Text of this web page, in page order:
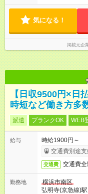
気になる！
掲載元企
【日収9500円×日
時短など働き方多
派遣 ブランクOK WEB
給与
時給1900円～
交通費別途支
交通費 交通費
勤務地
横浜市南区
弘明寺(京急線)駅